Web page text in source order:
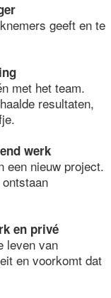
geeft en te
met het team.
resultaten,
werk
een nieuw project.
en privé
leven van
en voorkomt dat